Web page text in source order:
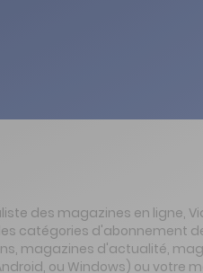
des magazines en ligne,
catégories d'abonnement
magazines d'actualité,
ou Windows) ou votre